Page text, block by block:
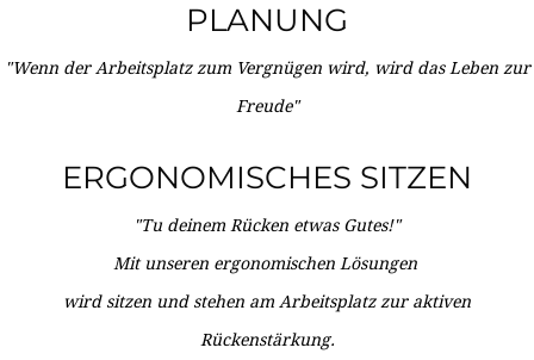
PLANUNG
"Wenn der Arbeitsplatz zum Vergnügen wird, wird das Leben zur
Freude"
ERGONOMISCHES SITZEN
"Tu deinem Rücken etwas Gutes!"
Mit unseren ergonomischen Lösungen
wird sitzen und stehen am Arbeitsplatz zur aktiven
Rückenstärkung.